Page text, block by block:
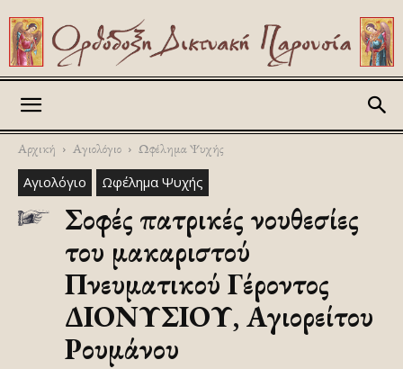
Αρχική Αγιολόγιο Ωφέλημα Ψυχής
Αγιολόγιο Ωφέλημα Ψυχής
Σοφές πατρικές νουθεσίες
του μακαριστού
Πνευματικού Γέροντος
ΔΙΟΝΥΣΙΟΥ, Αγιορείτου
Ρουμάνου